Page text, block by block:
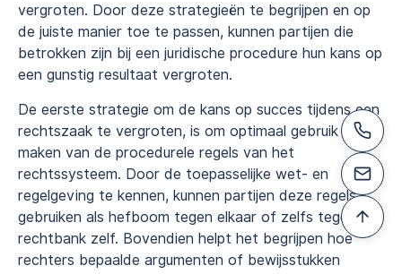
vergroten. Door deze strategieën te begrijpen en op
de juiste manier toe te passen, kunnen partijen die
betrokken zijn bij een juridische procedure hun kans op
een gunstig resultaat vergroten.
De eerste strategie om de kans op succes tijdens een
rechtszaak te vergroten, is om optimaal gebruik te
maken van de procedurele regels van het
rechtssysteem. Door de toepasselijke wet- en
regelgeving te kennen, kunnen partijen deze regels
gebruiken als hefboom tegen elkaar of zelfs tegen de
rechtbank zelf. Bovendien helpt het begrijpen hoe
rechters bepaalde argumenten of bewijsstukken